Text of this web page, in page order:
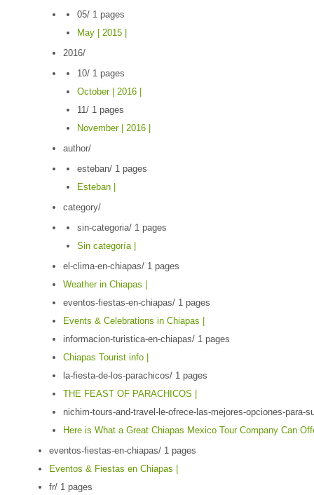
05/ 1 pages
May | 2015 |
2016/
10/ 1 pages
October | 2016 |
11/ 1 pages
November | 2016 |
author/
esteban/ 1 pages
Esteban |
category/
sin-categoria/ 1 pages
Sin categoría |
el-clima-en-chiapas/ 1 pages
Weather in Chiapas |
eventos-fiestas-en-chiapas/ 1 pages
Events & Celebrations in Chiapas |
informacion-turistica-en-chiapas/ 1 pages
Chiapas Tourist info |
la-fiesta-de-los-parachicos/ 1 pages
THE FEAST OF PARACHICOS |
nichim-tours-and-travel-le-ofrece-las-mejores-opciones-para-
Here is What a Great Chiapas Mexico Tour Company Can
eventos-fiestas-en-chiapas/ 1 pages
Eventos & Fiestas en Chiapas |
fr/ 1 pages